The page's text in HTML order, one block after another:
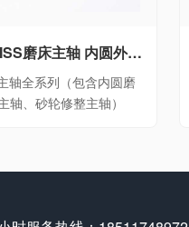
德国WEISS WEISS磨床主轴 内圆外圆磨削电主轴单元WEISS磨削主轴全系列（包含内圆磨削主轴、外圆磨削主轴、砂轮修整主轴）
轴全系列（包含内圆磨
轴、砂轮修整主轴）